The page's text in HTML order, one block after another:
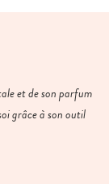
et de son parfum
grâce à son outil